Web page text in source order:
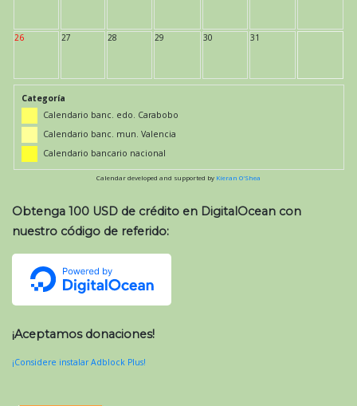
26 27 28 29 30 31
Categoría
Calendario banc. edo. Carabobo
Calendario banc. mun. Valencia
Calendario bancario nacional
Calendar developed and supported by Kieran O'Shea
Obtenga 100 USD de crédito en DigitalOcean con
nuestro código de referido:
¡Aceptamos donaciones!
¡Considere instalar Adblock Plus!